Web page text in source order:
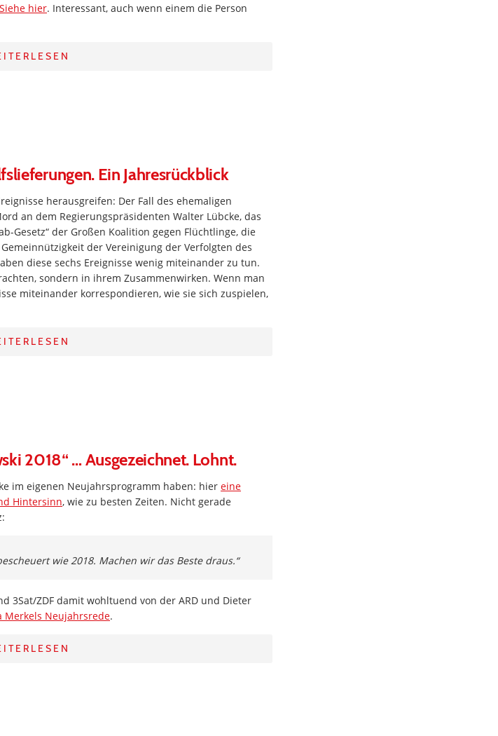
Siehe hier. Interessant, auch wenn einem die Person
Ein Jahresrückblick
herausgreifen: Der Fall des ehemaligen
an dem Regierungspräsidenten Walter Lübcke, das
Gesetz“ der Großen Koalition gegen Flüchtlinge, die
der Vereinigung der Verfolgten des
diese sechs Ereignisse wenig miteinander zu tun.
sondern in ihrem Zusammenwirken. Wenn man
miteinander korrespondieren, wie sie sich zuspielen,
2018“ … Ausgezeichnet. Lohnt.
im eigenen Neujahrsprogramm haben: hier eine
Hintersinn, wie zu besten Zeiten. Nicht gerade
wie 2018. Machen wir das Beste draus.“
3Sat/ZDF damit wohltuend von der ARD und Dieter
Merkels Neujahrsrede.